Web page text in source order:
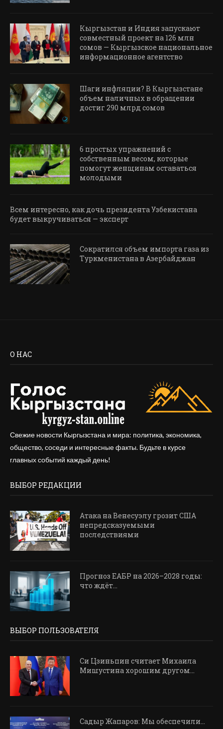
Кыргызстан и Индия запускают
совместный проект на 126 млн
сомов — Кыргызское национальное
информационное агентство
Шаги инфляции? В Кыргызстане
объем наличных в обращении
достиг 290 млрд сомов
6 простых упражнений с
собственным весом, которые
помогут женщинам оставаться
молодыми
Всем интересно, как дочь президента Узбекистана
будет выкручиваться — эксперт
Сократился объем импорта газа из
Туркменистана в Азербайджан
О НАС
Свежие новости Кыргызстана и мира: политика, экономика,
общество, соседи и интересные факты. Будьте в курсе
главных событий каждый день!
ВЫБОР РЕДАКЦИИ
Атака на Венесуэлу грозит США
непредсказуемыми
последствиями
Прогноз ЕАБР на 2026–2028 годы:
что ждёт...
ВЫБОР ПОЛЬЗОВАТЕЛЯ
Си Цзиньпин считает Михаила
Мишустина хорошим другом...
Садыр Жапаров: Мы обеспечили…